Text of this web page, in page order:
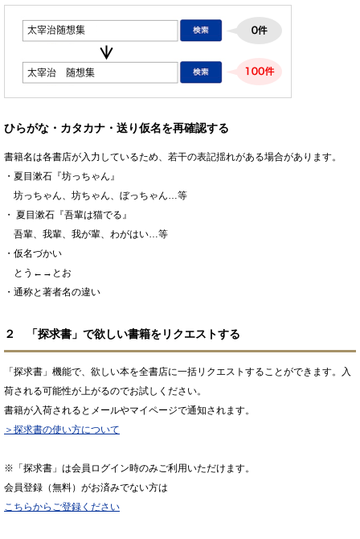
ひらがな・カタカナ・送り仮名を再確認する
書籍名は各書店が入力しているため、若干の表記揺れがある場合があります。
・夏目漱石『坊っちゃん』
坊っちゃん、坊ちゃん、ぼっちゃん…等
・ 夏目漱石『吾輩は猫でる』
吾輩、我輩、我が輩、わがはい…等
・仮名づかい
とう←→とお
・通称と著者名の違い
２ 「探求書」で欲しい書籍をリクエストする
「探求書」機能で、欲しい本を全書店に一括リクエストすることができます。入
荷される可能性が上がるのでお試しください。
書籍が入荷されるとメールやマイページで通知されます。
＞探求書の使い方について
※「探求書」は会員ログイン時のみご利用いただけます。
会員登録（無料）がお済みでない方は
こちらからご登録ください